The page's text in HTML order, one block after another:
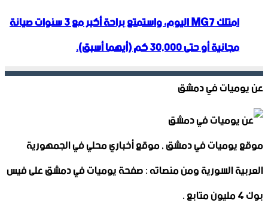
امتلك MG7 اليوم، واستمتع براحة أكبر مع 3 سنوات صيانة
مجانية أو حتى 30,000 كم (أيهما أسبق).
عن يوميات في دمشق
موقع يوميات في دمشق , موقع أخباري محلي في الجمهورية
العربية السورية ومن منصاته : صفحة يوميات في دمشق على فيس
بوك 4 مليون متابع .